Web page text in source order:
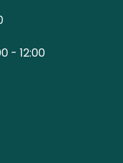
- 12:00